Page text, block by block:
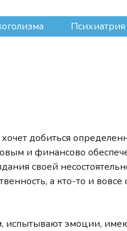
Психиатрия
добиться
и финансово
своей
а кто-то и вовсе
эмоции,